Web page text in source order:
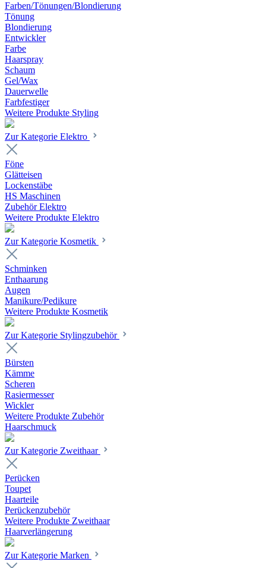
Farben/Tönungen/Blondierung
Tönung
Blondierung
Entwickler
Farbe
Haarspray
Schaum
Gel/Wax
Dauerwelle
Farbfestiger
Weitere Produkte Styling
Zur Kategorie Elektro
Föne
Glätteisen
Lockenstäbe
HS Maschinen
Zubehör Elektro
Weitere Produkte Elektro
Zur Kategorie Kosmetik
Schminken
Enthaarung
Augen
Manikure/Pedikure
Weitere Produkte Kosmetik
Zur Kategorie Stylingzubehör
Bürsten
Kämme
Scheren
Rasiermesser
Wickler
Weitere Produkte Zubehör
Haarschmuck
Zur Kategorie Zweithaar
Perücken
Toupet
Haarteile
Perückenzubehör
Weitere Produkte Zweithaar
Haarverlängerung
Zur Kategorie Marken